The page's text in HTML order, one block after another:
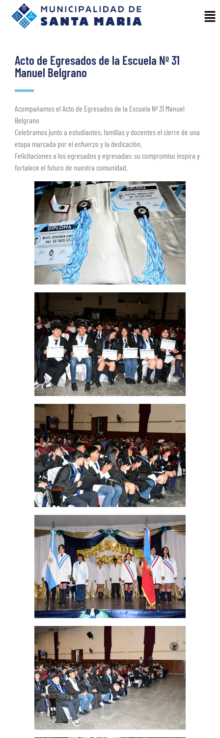
Acto de Egresados de la Escuela Nº 31
Manuel Belgrano
Acompañamos el Acto de Egresados de la Escuela Nº 31 Manuel
Belgrano
Celebramos junto a estudiantes, familias y docentes el cierre de una
etapa marcada por el esfuerzo y la dedicación.
Felicitaciones a los egresados y egresadas: su compromiso inspira y
fortalece el futuro de nuestra comunidad.